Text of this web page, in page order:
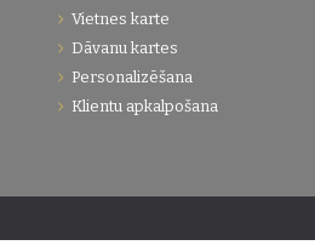
Vietnes karte
Dāvanu kartes
Personalizēšana
Klientu apkalpošana